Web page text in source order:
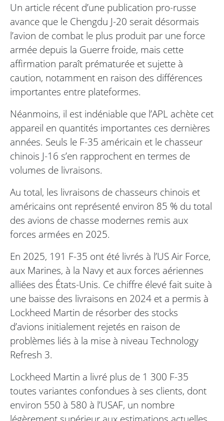
Un article récent d’une publication pro-russe
avance que le Chengdu J-20 serait désormais
l’avion de combat le plus produit par une force
armée depuis la Guerre froide, mais cette
affirmation paraît prématurée et sujette à
caution, notamment en raison des différences
importantes entre plateformes.
Néanmoins, il est indéniable que l’APL achète cet
appareil en quantités importantes ces dernières
années. Seuls le F-35 américain et le chasseur
chinois J-16 s’en rapprochent en termes de
volumes de livraisons.
Au total, les livraisons de chasseurs chinois et
américains ont représenté environ 85 % du total
des avions de chasse modernes remis aux
forces armées en 2025.
En 2025, 191 F-35 ont été livrés à l’US Air Force,
aux Marines, à la Navy et aux forces aériennes
alliées des États-Unis. Ce chiffre élevé fait suite à
une baisse des livraisons en 2024 et a permis à
Lockheed Martin de résorber des stocks
d’avions initialement rejetés en raison de
problèmes liés à la mise à niveau Technology
Refresh 3.
Lockheed Martin a livré plus de 1 300 F-35
toutes variantes confondues à ses clients, dont
environ 550 à 580 à l’USAF, un nombre